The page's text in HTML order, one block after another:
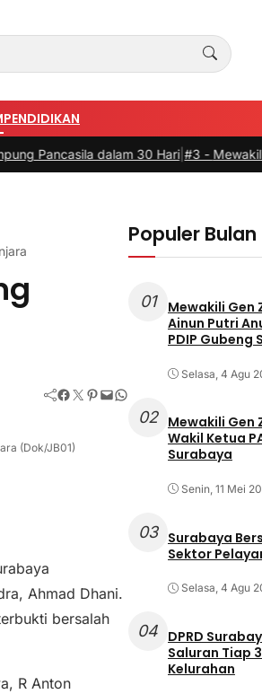
PENDIDIKAN
dalam 30 Hari|#3 -Mewakili Gen Z:
Facebook Twitter Pinterest Mail WhatsApp
(Dok/JB01)
Ahmad Dhani.
bersalah
R Anton
Populer Bulan
01
Mewakili Gen
Ainun Putri
PDIP Gubeng
Selasa, 4 Agu
02
Mewakili Gen
Wakil Ketua
Surabaya
Senin, 11 Mei
03
Surabaya
Sektor
Selasa, 4 Agu
04 DPRD
Saluran Tiap
Kelurahan